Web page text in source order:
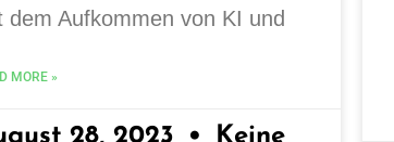
dem Aufkommen von KI und
MORE »